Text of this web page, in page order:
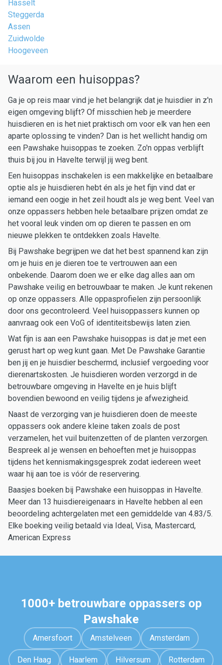
Hasselt
Steggerda
Assen
Zuidwolde
Hoogeveen
Waarom een huisoppas?
Ga je op reis maar vind je het belangrijk dat je huisdier in z'n
eigen omgeving blijft? Of misschien heb je meerdere
huisdieren en is het niet praktisch om voor elk van hen een
aparte oplossing te vinden? Dan is het wellicht handig om
een Pawshake huisoppas te zoeken. Zo'n oppas verblijft
thuis bij jou in Havelte terwijl jij weg bent.
Een huisoppas inschakelen is een makkelijke en betaalbare
optie als je huisdieren hebt én als je het fijn vind dat er
iemand een oogje in het zeil houdt als je weg bent. Veel van
onze oppassers hebben hele betaalbare prijzen omdat ze
het vooral leuk vinden om op dieren te passen en om
nieuwe plekken te ontdekken zoals Havelte.
Bij Pawshake begrijpen we dat het best spannend kan zijn
om je huis en je dieren toe te vertrouwen aan een
onbekende. Daarom doen we er elke dag alles aan om
Pawshake veilig en betrouwbaar te maken. Je kunt rekenen
op onze oppassers. Alle oppasprofielen zijn persoonlijk
door ons gecontroleerd. Veel huisoppassers kunnen op
aanvraag ook een VoG of identiteitsbewijs laten zien.
Wat fijn is aan een Pawshake huisoppas is dat je met een
gerust hart op weg kunt gaan. Met De Pawshake Garantie
ben jij en je huisdier beschermd, inclusief vergoeding voor
dierenartskosten. Je huisdieren worden verzorgd in de
betrouwbare omgeving in Havelte en je huis blijft
bovendien bewoond en veilig tijdens je afwezigheid.
Naast de verzorging van je huisdieren doen de meeste
oppassers ook andere kleine taken zoals de post
verzamelen, het vuil buitenzetten of de planten verzorgen.
Bespreek al je wensen en behoeften met je huisoppas
tijdens het kennismakingsgesprek zodat iedereen weet
waar hij aan toe is vóór de reservering.
Baasjes boeken bij Pawshake een huisoppas in Havelte.
Meer dan 13 huisdiereigenaars in Havelte hebben al een
beoordeling achtergelaten met een gemiddelde van 4.83/5.
Elke boeking veilig betaald via Ideal, Visa, Mastercard,
American Express
1000+ betrouwbare oppassers op
Pawshake
Amersfoort Amstelveen Amsterdam
Den Haag Haarlem Hilversum Rotterdam